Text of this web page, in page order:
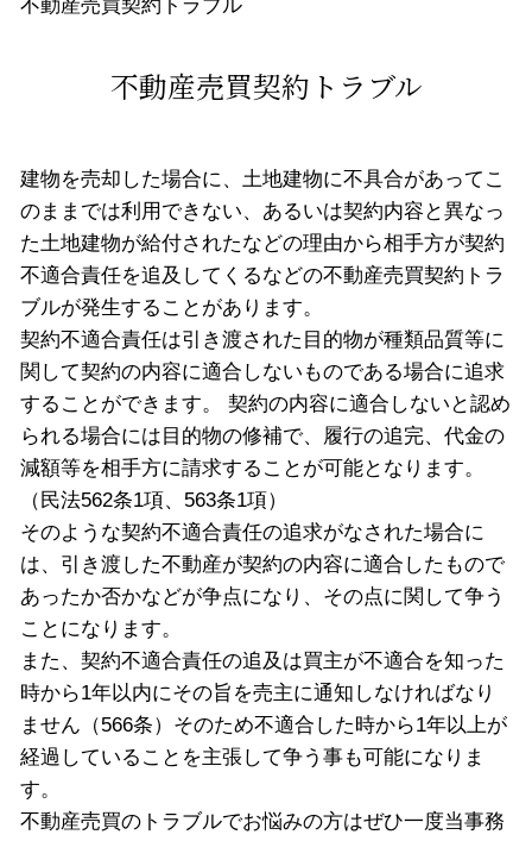
不動産売買契約トラブル
不動産売買契約トラブル
建物を売却した場合に、土地建物に不具合があってこ
のままでは利用できない、あるいは契約内容と異なっ
た土地建物が給付されたなどの理由から相手方が契約
不適合責任を追及してくるなどの不動産売買契約トラ
ブルが発生することがあります。
契約不適合責任は引き渡された目的物が種類品質等に
関して契約の内容に適合しないものである場合に追求
することができます。 契約の内容に適合しないと認め
られる場合には目的物の修補で、履行の追完、代金の
減額等を相手方に請求することが可能となります。
（民法562条1項、563条1項）
そのような契約不適合責任の追求がなされた場合に
は、引き渡した不動産が契約の内容に適合したもので
あったか否かなどが争点になり、その点に関して争う
ことになります。
また、契約不適合責任の追及は買主が不適合を知った
時から1年以内にその旨を売主に通知しなければなり
ません（566条）そのため不適合した時から1年以上が
経過していることを主張して争う事も可能になりま
す。
不動産売買のトラブルでお悩みの方はぜひ一度当事務